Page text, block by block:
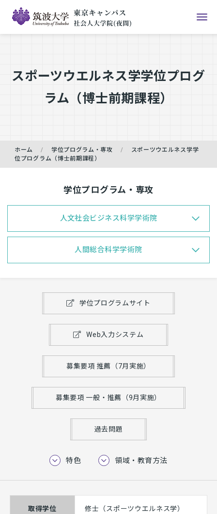
スポーツウエルネス学学位プログ
ラム（博士前期課程）
ホーム 学位プログラム・専攻
スポーツウエルネス学学
位プログラム（博士前期課程）
学位プログラム・専攻
人文社会ビジネス科学学術院
人間総合科学学術院
学位プログラムサイト
Web入力システム
募集要項 推薦（7月実施）
募集要項 一般・推薦（9月実施）
過去問題
特色 領域・教育方法
取得学位 修士（スポーツウエルネス学）